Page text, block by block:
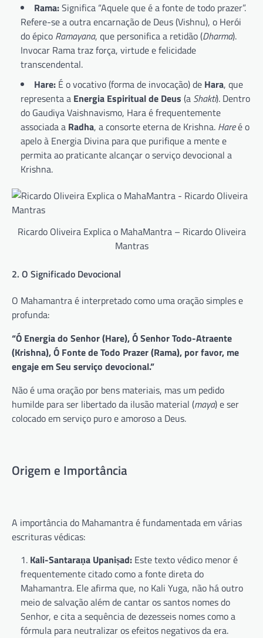
Rama:Significa “Aquele que é a fonte de todo prazer”.
Refere-se a outra encarnação de Deus (Vishnu), o Herói
do épico Ramayana, que personifica a retidão (Dharma).
Invocar Rama traz força, virtude e felicidade
transcendental.
Hare: É o vocativo (forma de invocação) de Hara, que
representa a Energia Espiritual de Deus (a Shakti). Dentro
do Gaudiya Vaishnavismo, Hara é frequentemente
associada a Radha, a consorte eterna de Krishna. Hareé o
apelo à Energia Divina para que purifique a mente e
permita ao praticante alcançar o serviço devocional a
Krishna.
Ricardo Oliveira Explica o MahaMantra – Ricardo Oliveira
Mantras
2. O Significado Devocional
O Mahamantra é interpretado como uma oração simples e
profunda:
“Ó Energia do Senhor (Hare), Ó Senhor Todo-Atraente
(Krishna), Ó Fonte de Todo Prazer (Rama), por favor, me
engaje em Seu serviço devocional.”
Não é uma oração por bens materiais, mas um pedido
humilde para ser libertado da ilusão material (maya) e ser
colocado em serviço puro e amoroso a Deus.
Origem e Importância
A importância do Mahamantra é fundamentada em várias
escrituras védicas:
Kali-Santaraṇa Upaniṣad: Este texto védico menor é
frequentemente citado como a fonte direta do
Mahamantra. Ele afirma que, no Kali Yuga, não há outro
meio de salvação além de cantar os santos nomes do
Senhor, e cita a sequência de dezesseis nomes como a
fórmula para neutralizar os efeitos negativos da era.